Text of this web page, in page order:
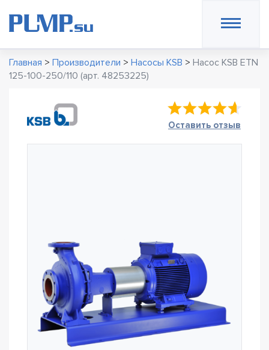
Главная > Производители > Насосы KSB > Насос KSB ETN
125-100-250/110 (арт. 48253225)
Оставить отзыв